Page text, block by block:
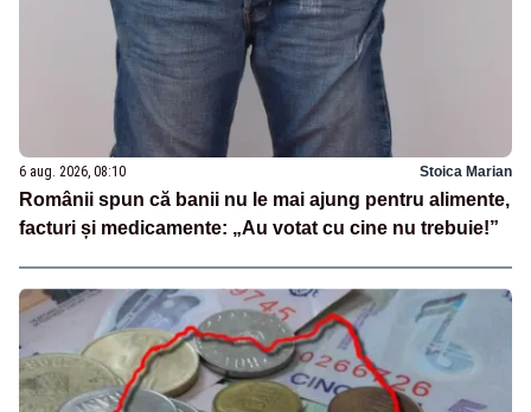
6 aug. 2026, 08:10 Stoica Marian
Românii spun că banii nu le mai ajung pentru alimente,
facturi și medicamente: „Au votat cu cine nu trebuie!”